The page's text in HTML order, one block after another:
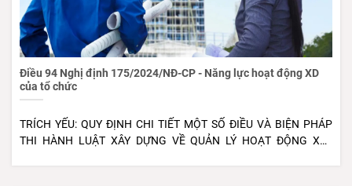
hạn 2 năm kể từ ngày được cấp. Điều này có nghĩa là: Sau 2 năm
, người đã được huấn luyện phải tham gia huấn luyện định kỳ để
được cấp lại chứng chỉ mới. Nếu quá thời hạn mà không tham
gia huấn luyện lại, chứng chỉ sẽ hết hiệu lực và không còn giá trị
pháp lý trong công tác quản lý an toàn lao động. ➡️ Tóm tắt...
Điều 94 Nghị định 175/2024/NĐ-CP - Năng lực hoạt động XD
của tổ chức
TRÍCH YẾU: QUY ĐỊNH CHI TIẾT MỘT SỐ ĐIỀU VÀ BIỆN PHÁP
THI HÀNH LUẬT XÂY DỰNG VỀ QUẢN LÝ HOẠT ĐỘNG XÂY